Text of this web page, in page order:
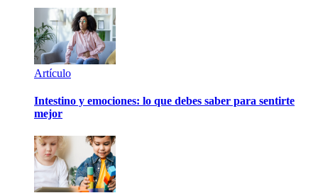
Artículo
Intestino y emociones: lo que debes saber para sentirte
mejor